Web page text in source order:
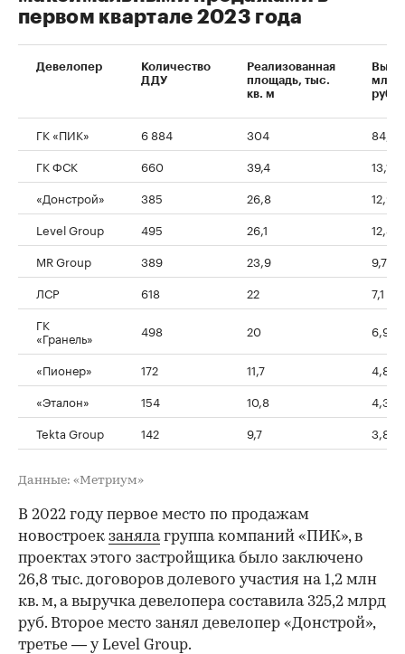
первом квартале 2023 года
Девелопер
Количество
ДДУ
Реализованная
площадь, тыс.
кв. м
млрд
руб.
ГК «ПИК» 6 884 304
84,3
ГК ФСК
660 39,4
13,1
«Донстрой»
385 26,8
12,9
Level Group
495 26,1
12,3
MR Group
389 23,9
9,7
ЛСР
618 22
7,1
ГК
«Гранель» 498 20 6,9
«Пионер» 172 11,7
4,8
«Эталон»
154 10,8
4,3
Tekta Group
142 9,7 3,8
Данные: «Метриум»
В 2022 году первое место по продажам
новостроек занялагруппа компаний «ПИК», в
проектах этого застройщика было заключено
26,8 тыс. договоров долевого участия на 1,2 млн
кв. м, а выручка девелопера составила 325,2 млрд
руб. Второе место занял девелопер «Донстрой»,
третье — у Level Group.